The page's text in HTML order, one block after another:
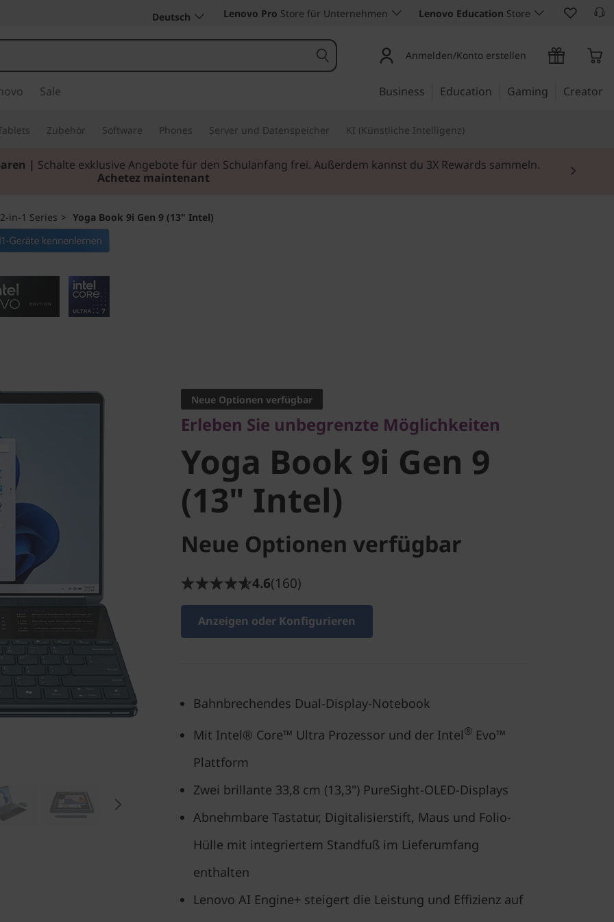
Deutsch Lenovo Pro Store für Unternehmen Lenovo Education Store
Anmelden/Konto erstellen
Sale Business Education Gaming Creator
Zubehör Software Phones Server und Datenspeicher KI (Künstliche Intelligenz)
| Schalte exklusive Angebote für den Schulanfang frei. Außerdem kannst du 3X Rewards sammeln.
Achetez maintenant
in-1 Series > Yoga Book 9i Gen 9 (13" Intel)
Yoga Book 9i Gen 9
(13" Intel)
Neue Optionen verfügbar
Erleben Sie unbegrenzte Möglichkeiten
Yoga Book 9i Gen 9
(13" Intel)
Neue Optionen verfügbar
4.6(160)
Anzeigen oder Konfigurieren
Bahnbrechendes Dual-Display-Notebook
Mit Intel® Core™ Ultra Prozessor und der Intel® Evo™
Plattform
Zwei brillante 33,8 cm (13,3") PureSight-OLED-Displays
Abnehmbare Tastatur, Digitalisierstift, Maus und Folio-
Hülle mit integriertem Standfuß im Lieferumfang
enthalten
Lenovo AI Engine+ steigert die Leistung und Effizienz auf